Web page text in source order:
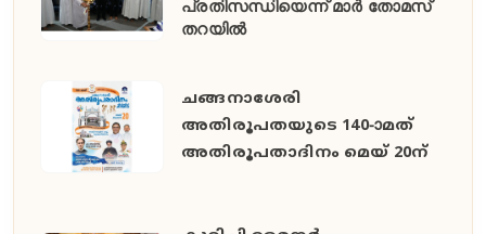
പ്രതിസന്ധിയെന്ന് മാർ തോമസ്
തറയിൽ
ചങ്ങനാശേരി
അതിരൂപതയുടെ 140-ാമത്
അതിരൂപതാദിനം മെയ് 20ന്